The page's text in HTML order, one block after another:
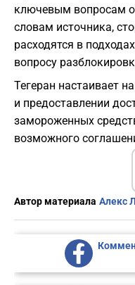
ключевым вопросам
словам источника,
расходятся в
вопросу
Тегеран настаивает
и предоставлении
замороженных
возможного
Автор материала Алекс